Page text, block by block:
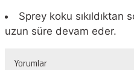
Sprey koku sıkıldıktan
uzun süre devam eder.
Yorumlar